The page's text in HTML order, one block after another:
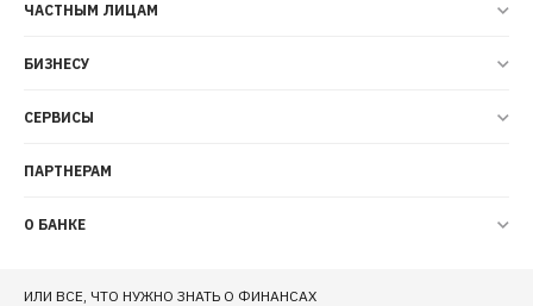
ЧАСТНЫМ ЛИЦАМ
БИЗНЕСУ
СЕРВИСЫ
ПАРТНЕРАМ
О БАНКЕ
ИЛИ ВСЕ, ЧТО НУЖНО ЗНАТЬ О ФИНАНСАХ